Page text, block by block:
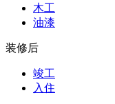
木工
油漆
装修后
竣工
入住